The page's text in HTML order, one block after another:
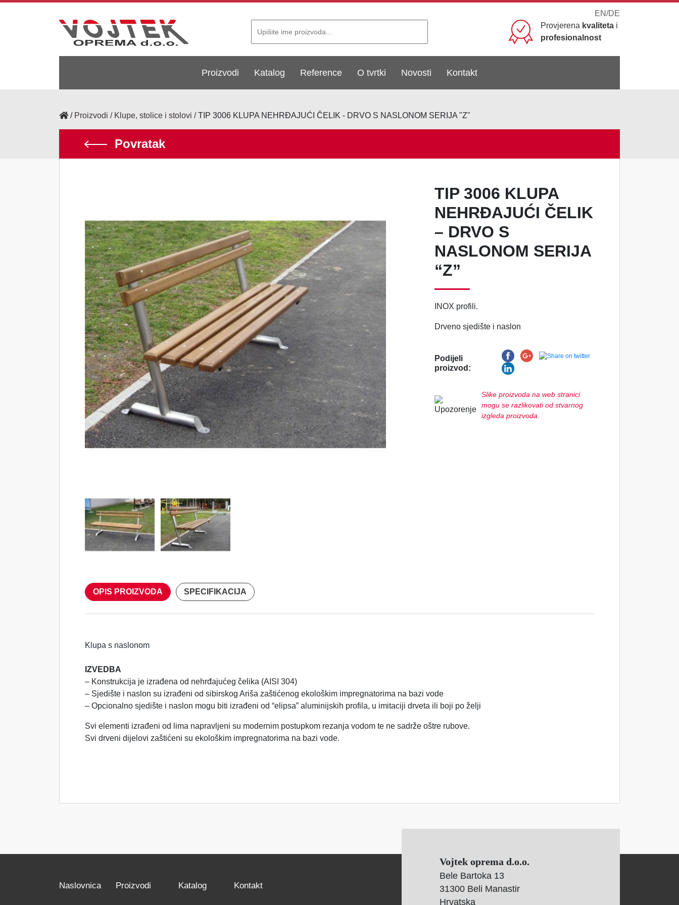
EN/DE
Provjerena kvalitetai
profesionalnost
Proizvodi Katalog Reference O tvrtki Novosti Kontakt
/ Proizvodi Klupe, stolice i stolovi TIP 3006 KLUPA NEHRĐAJUĆI ČELIK - DRVO S NASLONOM SERIJA "Z"
Povratak
TIP 3006 KLUPA
NEHRĐAJUĆI ČELIK
– DRVO S
NASLONOM SERIJA
“Z”
INOX profili.
Drveno sjedište i naslon
Podijeli
proizvod:
Slike proizvoda na web stranici
mogu se razlikovati od stvarnog
izgleda proizvoda.
OPIS PROIZVODA SPECIFIKACIJA
Klupa s naslonom
IZVEDBA
– Konstrukcija je izrađena od nehrđajućeg čelika (AISI 304)
– Sjedište i naslon su izrađeni od sibirskog Ariša zaštićenog ekološkim impregnatorima na bazi vode
– Opcionalno sjedište i naslon mogu biti izrađeni od “elipsa” aluminijskih profila, u imitaciji drveta ili boji po želji
Svi elementi izrađeni od lima napravljeni su modernim postupkom rezanja vodom te ne sadrže oštre rubove.
Svi drveni dijelovi zaštićeni su ekološkim impregnatorima na bazi vode.
Naslovnica Proizvodi Katalog Kontakt
Vojtek oprema d.o.o.
Bele Bartoka 13
31300 Beli Manastir
Hrvatska